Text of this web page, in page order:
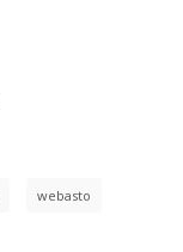
webasto